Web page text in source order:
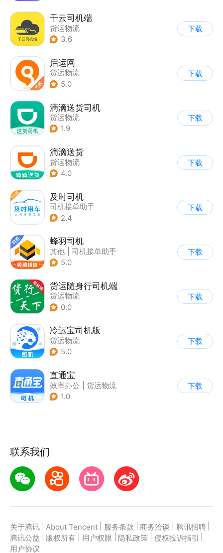
千云司机端
货运物流
3.6
下载
启运网
货运物流
5.0
下载
滴滴送货司机
货运物流
1.9
下载
滴滴送货
货运物流
4.0
下载
及时司机
司机接单助手
2.4
下载
蜂羽司机
其他
司机接单助手
5.0
下载
货运随身行司机端
货运物流
0.0
下载
冷运宝司机版
货运物流
5.0
下载
直通宝
效率办公
货运物流
1.0
下载
联系我们
关于腾讯 About Tencent 服务条款 商务洽谈 腾讯招聘
腾讯公益
版权所有 用户权限 隐私政策 侵权投诉指引
用户协议